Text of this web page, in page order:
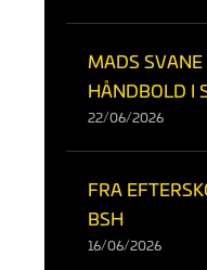
MADS SVANE
HÅNDBOLD I
22/06/2026
FRA
BSH
16/06/2026